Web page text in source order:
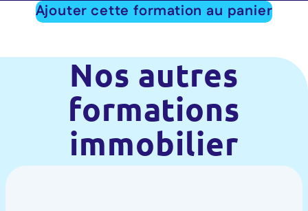
Ajouter cette formation au panier
Nos autres
formations
immobilier